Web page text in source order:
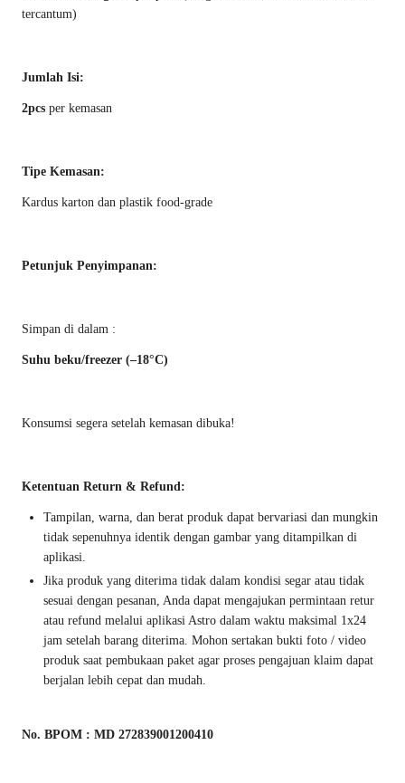
tercantum)
Jumlah Isi:
2pcs per kemasan
Tipe Kemasan:
Kardus karton dan plastik food-grade
Petunjuk Penyimpanan:
Simpan di dalam :
Suhu beku/freezer (–18°C)
Konsumsi segera setelah kemasan dibuka!
Ketentuan Return & Refund:
Tampilan, warna, dan berat produk dapat bervariasi dan mungkin
tidak sepenuhnya identik dengan gambar yang ditampilkan di
aplikasi.
Jika produk yang diterima tidak dalam kondisi segar atau tidak
sesuai dengan pesanan, Anda dapat mengajukan permintaan retur
atau refund melalui aplikasi Astro dalam waktu maksimal 1x24
jam setelah barang diterima. Mohon sertakan bukti foto / video
produk saat pembukaan paket agar proses pengajuan klaim dapat
berjalan lebih cepat dan mudah.
No. BPOM : MD 272839001200410